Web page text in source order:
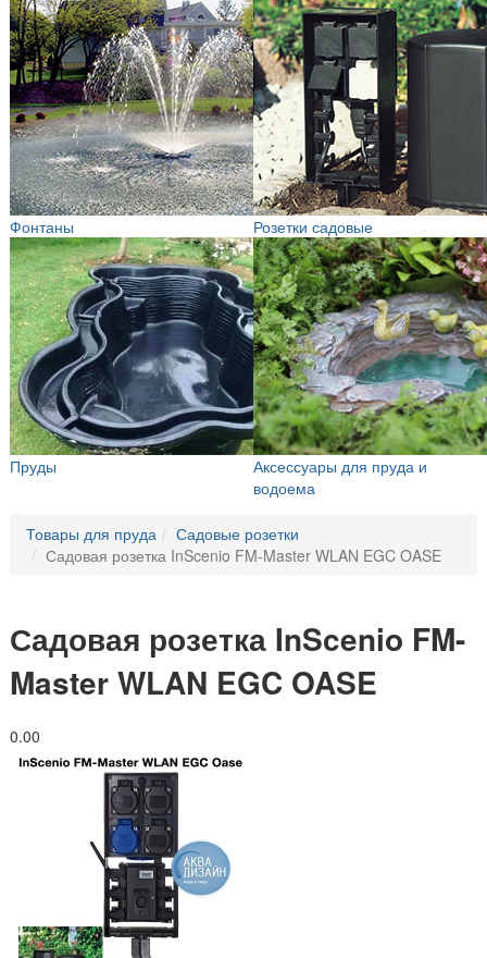
Фонтаны Розетки садовые
Пруды
Аксессуары для пруда и
водоема
Товары для пруда
Садовые розетки
Садовая розетка InScenio FM-Master WLAN EGC OASE
Садовая розетка InScenio FM-
Master WLAN EGC OASE
0.00